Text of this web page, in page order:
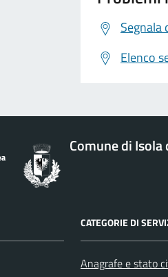
Segnala
Elenco
Comune di
CATEGORIE DI
Anagrafe e stato